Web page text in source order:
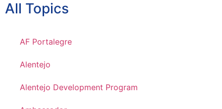
All Topics
AF Portalegre
Alentejo
Alentejo Development Program